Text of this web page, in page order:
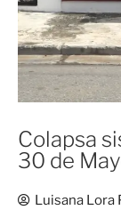
Colapsa
30 de
Luisana Lora